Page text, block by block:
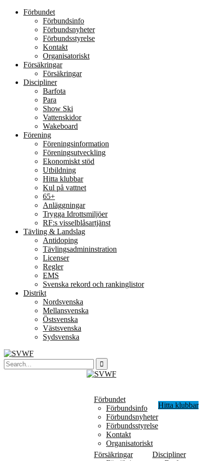
Förbundet
Förbundsinfo
Förbundsnyheter
Förbundsstyrelse
Kontakt
Organisatoriskt
Försäkringar
Försäkringar
Discipliner
Barfota
Para
Show Ski
Vattenskidor
Wakeboard
Förening
Föreningsinformation
Föreningsutveckling
Ekonomiskt stöd
Utbildning
Hitta klubbar
Kul på vattnet
65+
Anläggningar
Trygga Idrottsmiljöer
RF:s visselblåsartjänst
Tävling & Landslag
Antidoping
Tävlingsadmininstration
Licenser
Regler
EMS
Svenska rekord och rankinglistor
Distrikt
Nordsvenska
Mellansvenska
Östsvenska
Västsvenska
Sydsvenska
Förbundet
Förbundsinfo
Förbundsnyheter
Förbundsstyrelse
Kontakt
Organisatoriskt
Försäkringar
Discipliner
Hitta klubbar